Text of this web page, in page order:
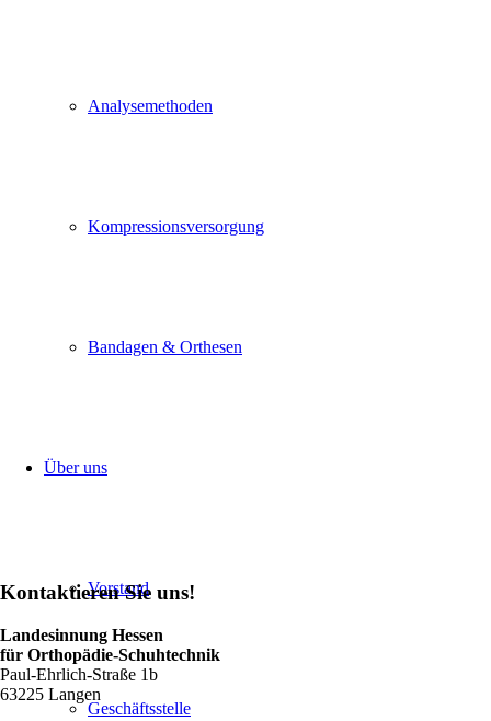
Analysemethoden
Kompressionsversorgung
Bandagen & Orthesen
Über uns
Vorstand
Geschäftsstelle
Kontaktieren Sie uns!
Landesinnung Hessen
für Orthopädie-Schuhtechnik
Paul-Ehrlich-Straße 1b
63225 Langen